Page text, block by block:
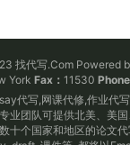
找代写.Com Powered
York Fax： 11530
代写,网课代修,作业代
业团队可提供北美、美
十个国家和地区的论文